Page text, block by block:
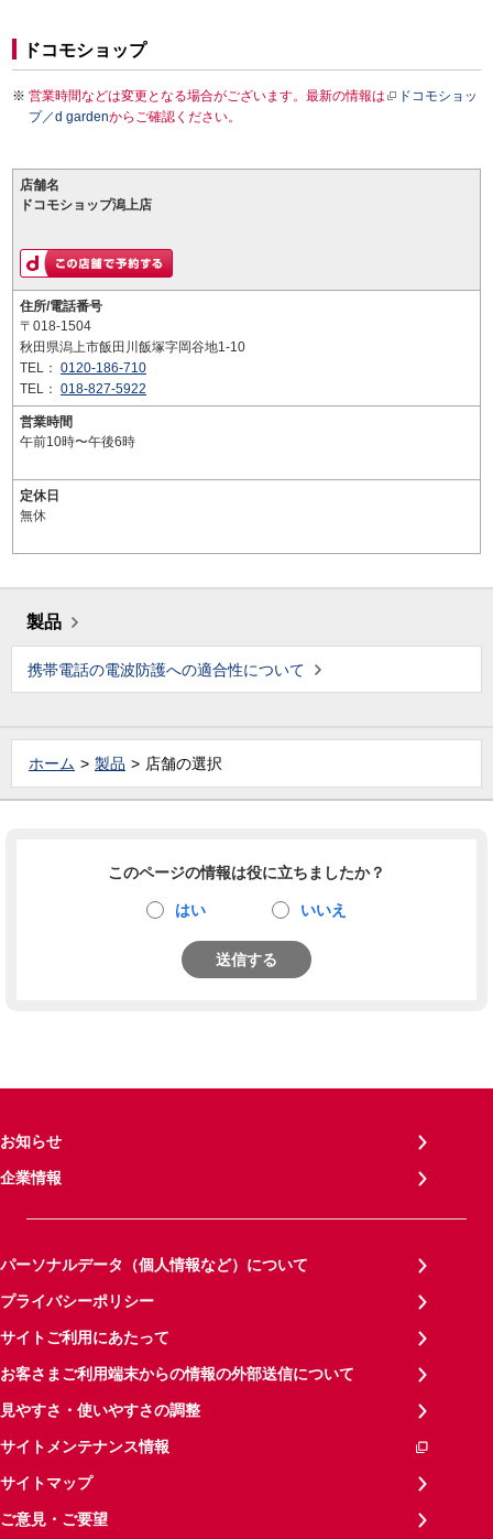
ドコモショップ
営業時間などは変更となる場合がございます。最新の情報は
ドコモショッ
プ／d gardenからご確認ください。
店舗名
ドコモショップ潟上店
住所/電話番号
〒018-1504
秋田県潟上市飯田川飯塚字岡谷地1-10
TEL： 0120-186-710
TEL： 018-827-5922
営業時間
午前10時〜午後6時
定休日
無休
製品
携帯電話の電波防護への適合性について
ホーム 製品 店舗の選択
このページの情報は役に立ちましたか？
はい いいえ
送信する
お知らせ
企業情報
パーソナルデータ（個人情報など）について
プライバシーポリシー
サイトご利用にあたって
お客さまご利用端末からの情報の外部送信について
見やすさ・使いやすさの調整
サイトメンテナンス情報
サイトマップ
ご意見・ご要望